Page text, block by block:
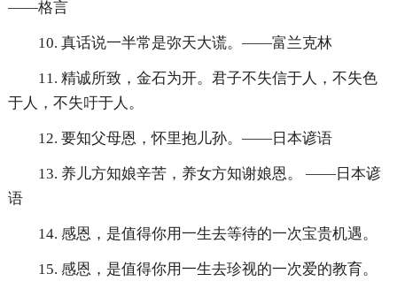
——格言
10. 真话说一半常是弥天大谎。——富兰克林
11. 精诚所致，金石为开。君子不失信于人，不失色
于人，不失吁于人。
12. 要知父母恩，怀里抱儿孙。——日本谚语
13. 养儿方知娘辛苦，养女方知谢娘恩。 ——日本谚
语
14. 感恩，是值得你用一生去等待的一次宝贵机遇。
15. 感恩，是值得你用一生去珍视的一次爱的教育。